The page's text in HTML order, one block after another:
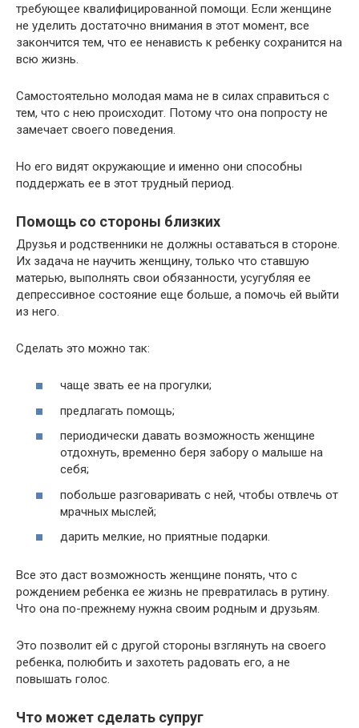
требующее квалифицированной помощи. Если женщине
не уделить достаточно внимания в этот момент, все
закончится тем, что ее ненависть к ребенку сохранится на
всю жизнь.
Самостоятельно молодая мама не в силах справиться с
тем, что с нею происходит. Потому что она попросту не
замечает своего поведения.
Но его видят окружающие и именно они способны
поддержать ее в этот трудный период.
Помощь со стороны близких
Друзья и родственники не должны оставаться в стороне.
Их задача не научить женщину, только что ставшую
матерью, выполнять свои обязанности, усугубляя ее
депрессивное состояние еще больше, а помочь ей выйти
из него.
Сделать это можно так:
чаще звать ее на прогулки;
предлагать помощь;
периодически давать возможность женщине
отдохнуть, временно беря забору о малыше на
себя;
побольше разговаривать с ней, чтобы отвлечь от
мрачных мыслей;
дарить мелкие, но приятные подарки.
Все это даст возможность женщине понять, что с
рождением ребенка ее жизнь не превратилась в рутину.
Что она по-прежнему нужна своим родным и друзьям.
Это позволит ей с другой стороны взглянуть на своего
ребенка, полюбить и захотеть радовать его, а не
повышать голос.
Что может сделать супруг